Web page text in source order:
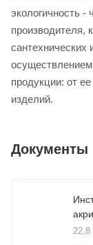
экологичность
производителя,
осуществлением
продукции: от
изделий.
Документы